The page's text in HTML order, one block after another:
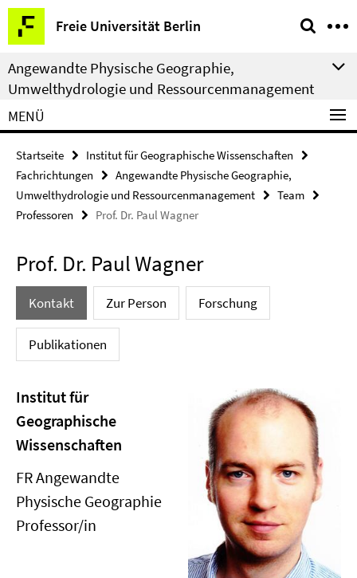
Springe
direkt
zu
Inhalt
Freie Universität Berlin
Service-
Navigation
Angewandte Physische Geographie,
Umwelthydrologie und Ressourcenmanagement
MENÜ
Startseite
Institut für Geographische Wissenschaften
Fachrichtungen
Angewandte Physische Geographie,
Umwelthydrologie und Ressourcenmanagement
Team
Professoren
Prof. Dr. Paul Wagner
Prof. Dr. Paul Wagner
Kontakt Zur Person Forschung
Publikationen
Institut für
Geographische
Wissenschaften
FR Angewandte
Physische Geographie
Professor/in